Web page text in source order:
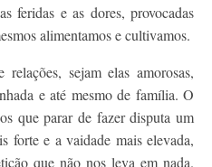
feridas e as dores, provocadas
alimentamos e cultivamos.
sejam elas amorosas,
e até mesmo de família. O
que parar de fazer disputa um
forte e a vaidade mais elevada,
que não nos leva em nada.